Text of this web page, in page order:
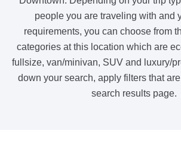
people you are traveling with and
requirements, you can choose from
categories at this location which are
fullsize, van/minivan, SUV and luxury/
down your search, apply filters that
search results page.